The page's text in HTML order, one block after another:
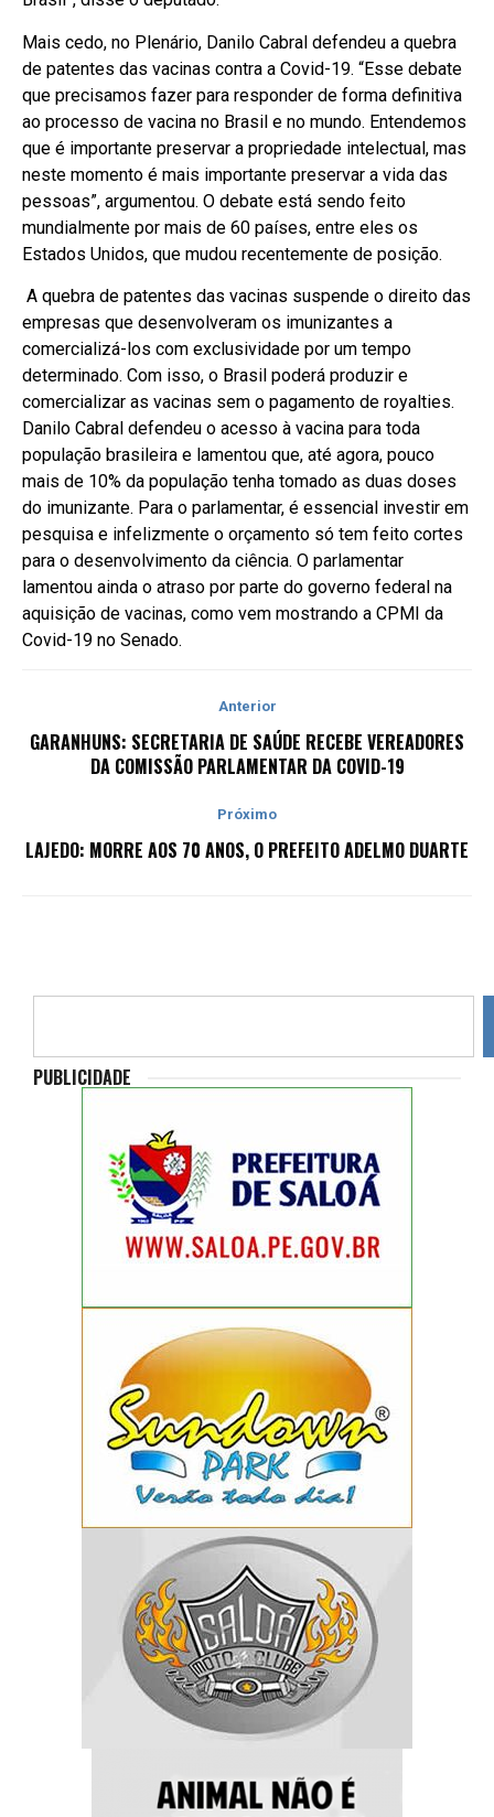
Mais cedo, no Plenário, Danilo Cabral defendeu a quebra
de patentes das vacinas contra a Covid-19. “Esse debate
que precisamos fazer para responder de forma definitiva
ao processo de vacina no Brasil e no mundo. Entendemos
que é importante preservar a propriedade intelectual, mas
neste momento é mais importante preservar a vida das
pessoas”, argumentou. O debate está sendo feito
mundialmente por mais de 60 países, entre eles os
Estados Unidos, que mudou recentemente de posição.
A quebra de patentes das vacinas suspende o direito das
empresas que desenvolveram os imunizantes a
comercializá-los com exclusividade por um tempo
determinado. Com isso, o Brasil poderá produzir e
comercializar as vacinas sem o pagamento de royalties.
Danilo Cabral defendeu o acesso à vacina para toda
população brasileira e lamentou que, até agora, pouco
mais de 10% da população tenha tomado as duas doses
do imunizante. Para o parlamentar, é essencial investir em
pesquisa e infelizmente o orçamento só tem feito cortes
para o desenvolvimento da ciência. O parlamentar
lamentou ainda o atraso por parte do governo federal na
aquisição de vacinas, como vem mostrando a CPMI da
Covid-19 no Senado.
Anterior
GARANHUNS: SECRETARIA DE SAÚDE RECEBE VEREADORES
DA COMISSÃO PARLAMENTAR DA COVID-19
Próximo
LAJEDO: MORRE AOS 70 ANOS, O PREFEITO ADELMO DUARTE
PUBLICIDADE